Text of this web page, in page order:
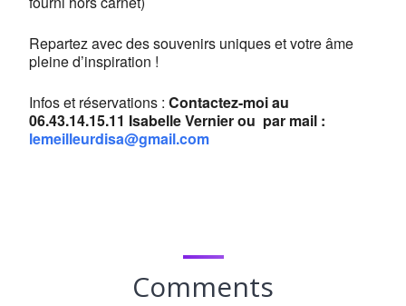
Repartez avec des souvenirs uniques et votre âme
pleine d’inspiration !
Infos et réservations : Contactez-moi au
06.43.14.15.11 Isabelle Vernier ou par mail :
lemeilleurdisa@gmail.com
Comments